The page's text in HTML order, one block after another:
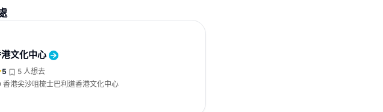
文化中心
5 5 人想去
香港尖沙咀梳士巴利道香港文化中心